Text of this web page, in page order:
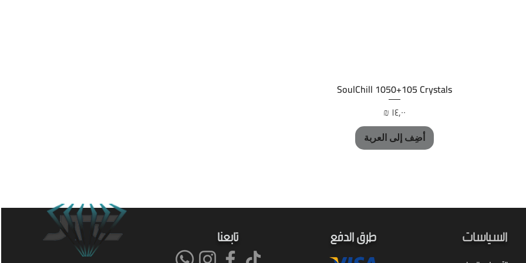
العرض السريع
SoulChill 1050+105 Crystals
السعر
أضِف إلى العربة
تابعنا طرق الدفع السياسات